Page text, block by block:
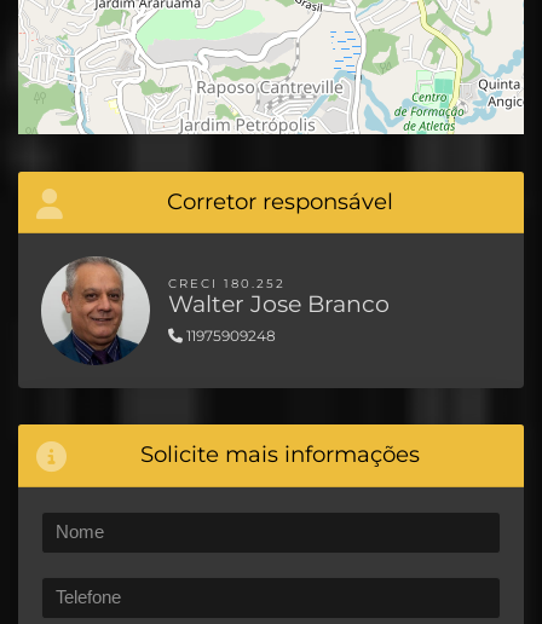
Corretor responsável
CRECI 180.252
Walter Jose Branco
11975909248
Solicite mais informações